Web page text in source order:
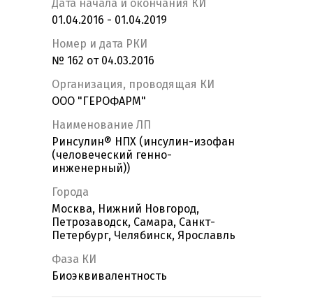
Дата начала и окончания КИ
01.04.2016 - 01.04.2019
Номер и дата РКИ
№ 162 от 04.03.2016
Организация, проводящая КИ
ООО "ГЕРОФАРМ"
Наименование ЛП
Ринсулин® НПХ (инсулин-изофан
(человеческий генно-
инженерный))
Города
Москва, Нижний Новгород,
Петрозаводск, Самара, Санкт-
Петербург, Челябинск, Ярославль
Фаза КИ
Биоэквивалентность